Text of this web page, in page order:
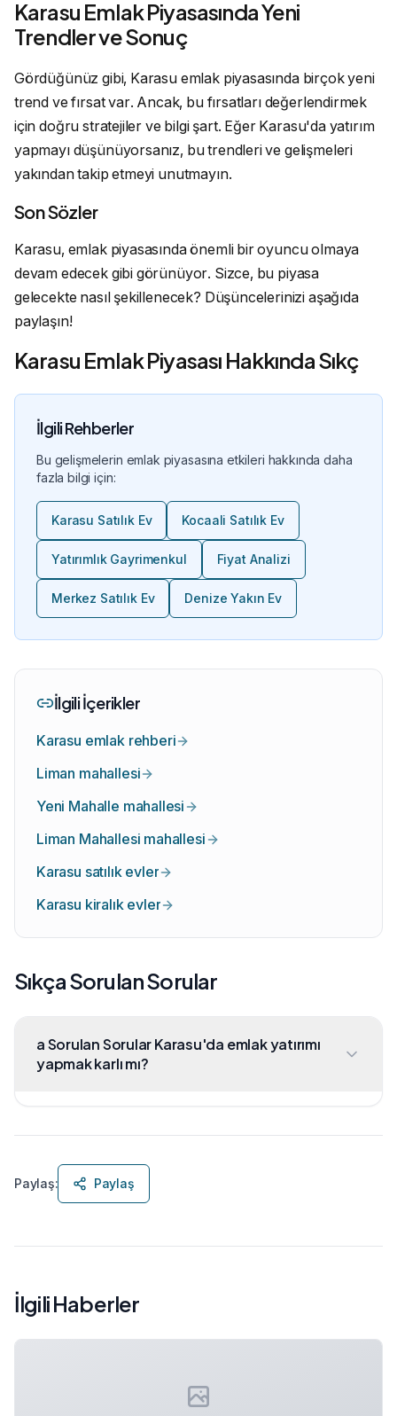
Karasu Emlak Piyasasında Yeni
Trendler ve Sonuç
Gördüğünüz gibi, Karasu emlak piyasasında birçok yeni
trend ve fırsat var. Ancak, bu fırsatları değerlendirmek
için doğru stratejiler ve bilgi şart. Eğer Karasu'da yatırım
yapmayı düşünüyorsanız, bu trendleri ve gelişmeleri
yakından takip etmeyi unutmayın.
Son Sözler
Karasu, emlak piyasasında önemli bir oyuncu olmaya
devam edecek gibi görünüyor. Sizce, bu piyasa
gelecekte nasıl şekillenecek? Düşüncelerinizi aşağıda
paylaşın!
Karasu Emlak Piyasası Hakkında Sıkç
İlgili Rehberler
Bu gelişmelerin emlak piyasasına etkileri hakkında daha
fazla bilgi için:
Karasu Satılık Ev Kocaali Satılık Ev
Yatırımlık Gayrimenkul Fiyat Analizi
Merkez Satılık Ev Denize Yakın Ev
İlgili İçerikler
Karasu emlak rehberi
Liman mahallesi
Yeni Mahalle mahallesi
Liman Mahallesi mahallesi
Karasu satılık evler
Karasu kiralık evler
Sıkça Sorulan Sorular
a Sorulan Sorular Karasu'da emlak yatırımı
yapmak karlı mı?
Paylaş: Paylaş
İlgili Haberler